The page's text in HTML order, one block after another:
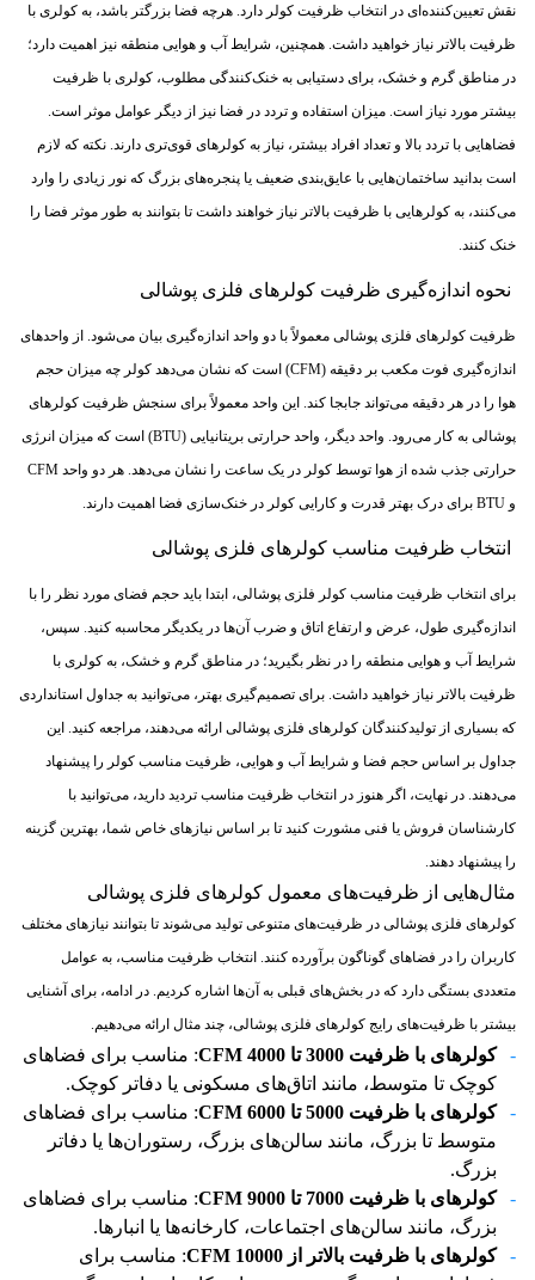
نقش تعیین‌کننده‌ای در انتخاب ظرفیت کولر دارد. هرچه فضا بزرگتر باشد، به کولری با
ظرفیت بالاتر نیاز خواهید داشت. همچنین، شرایط آب و هوایی منطقه نیز اهمیت دارد؛
در مناطق گرم و خشک، برای دستیابی به خنک‌کنندگی مطلوب، کولری با ظرفیت
بیشتر مورد نیاز است. میزان استفاده و تردد در فضا نیز از دیگر عوامل موثر است.
فضاهایی با تردد بالا و تعداد افراد بیشتر، نیاز به کولرهای قوی‌تری دارند. نکته که لازم
است بدانید ساختمان‌هایی با عایق‌بندی ضعیف یا پنجره‌های بزرگ که نور زیادی را وارد
می‌کنند، به کولرهایی با ظرفیت بالاتر نیاز خواهند داشت تا بتوانند به طور موثر فضا را
خنک کنند.
نحوه اندازه‌گیری ظرفیت کولرهای فلزی پوشالی
ظرفیت کولرهای فلزی پوشالی معمولاً با دو واحد اندازه‌گیری بیان می‌شود. از واحدهای
اندازه‌گیری فوت مکعب بر دقیقه (CFM) است که نشان می‌دهد کولر چه میزان حجم
هوا را در هر دقیقه می‌تواند جابجا کند. این واحد معمولاً برای سنجش ظرفیت کولرهای
پوشالی به کار می‌رود. واحد دیگر، واحد حرارتی بریتانیایی (BTU) است که میزان انرژی
حرارتی جذب شده از هوا توسط کولر در یک ساعت را نشان می‌دهد. هر دو واحد CFM
و BTU برای درک بهتر قدرت و کارایی کولر در خنک‌سازی فضا اهمیت دارند.
انتخاب ظرفیت مناسب کولرهای فلزی پوشالی
برای انتخاب ظرفیت مناسب کولر فلزی پوشالی، ابتدا باید حجم فضای مورد نظر را با
اندازه‌گیری طول، عرض و ارتفاع اتاق و ضرب آن‌ها در یکدیگر محاسبه کنید. سپس،
شرایط آب و هوایی منطقه را در نظر بگیرید؛ در مناطق گرم و خشک، به کولری با
ظرفیت بالاتر نیاز خواهید داشت. برای تصمیم‌گیری بهتر، می‌توانید به جداول استانداردی
که بسیاری از تولیدکنندگان کولرهای فلزی پوشالی ارائه می‌دهند، مراجعه کنید. این
جداول بر اساس حجم فضا و شرایط آب و هوایی، ظرفیت مناسب کولر را پیشنهاد
می‌دهند. در نهایت، اگر هنوز در انتخاب ظرفیت مناسب تردید دارید، می‌توانید با
کارشناسان فروش یا فنی مشورت کنید تا بر اساس نیازهای خاص شما، بهترین گزینه
را پیشنهاد دهند.
مثال‌هایی از ظرفیت‌های معمول کولرهای فلزی پوشالی
کولرهای فلزی پوشالی در ظرفیت‌های متنوعی تولید می‌شوند تا بتوانند نیازهای مختلف
کاربران را در فضاهای گوناگون برآورده کنند. انتخاب ظرفیت مناسب، به عوامل
متعددی بستگی دارد که در بخش‌های قبلی به آن‌ها اشاره کردیم. در ادامه، برای آشنایی
بیشتر با ظرفیت‌های رایج کولرهای فلزی پوشالی، چند مثال ارائه می‌دهیم.
کولرهای با ظرفیت 3000 تا 4000 CFM: مناسب برای فضاهای
کوچک تا متوسط، مانند اتاق‌های مسکونی یا دفاتر کوچک.
کولرهای با ظرفیت 5000 تا 6000
CFM: مناسب برای فضاهای
متوسط تا بزرگ، مانند سالن‌های بزرگ، رستوران‌ها یا دفاتر
بزرگ.
کولرهای با ظرفیت 7000 تا 9000
CFM: مناسب برای فضاهای
بزرگ، مانند سالن‌های اجتماعات، کارخانه‌ها یا انبارها.
کولرهای با ظرفیت بالاتر از 10000
CFM: مناسب برای